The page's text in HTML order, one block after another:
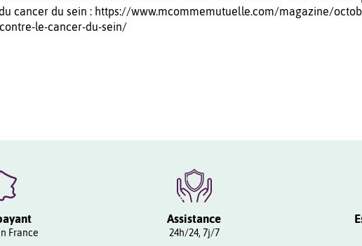
cancer du sein : https://www.mcommemutuelle.com/magazine/
le-cancer-du-sein/
France
Assistance
24h/24, 7j/7